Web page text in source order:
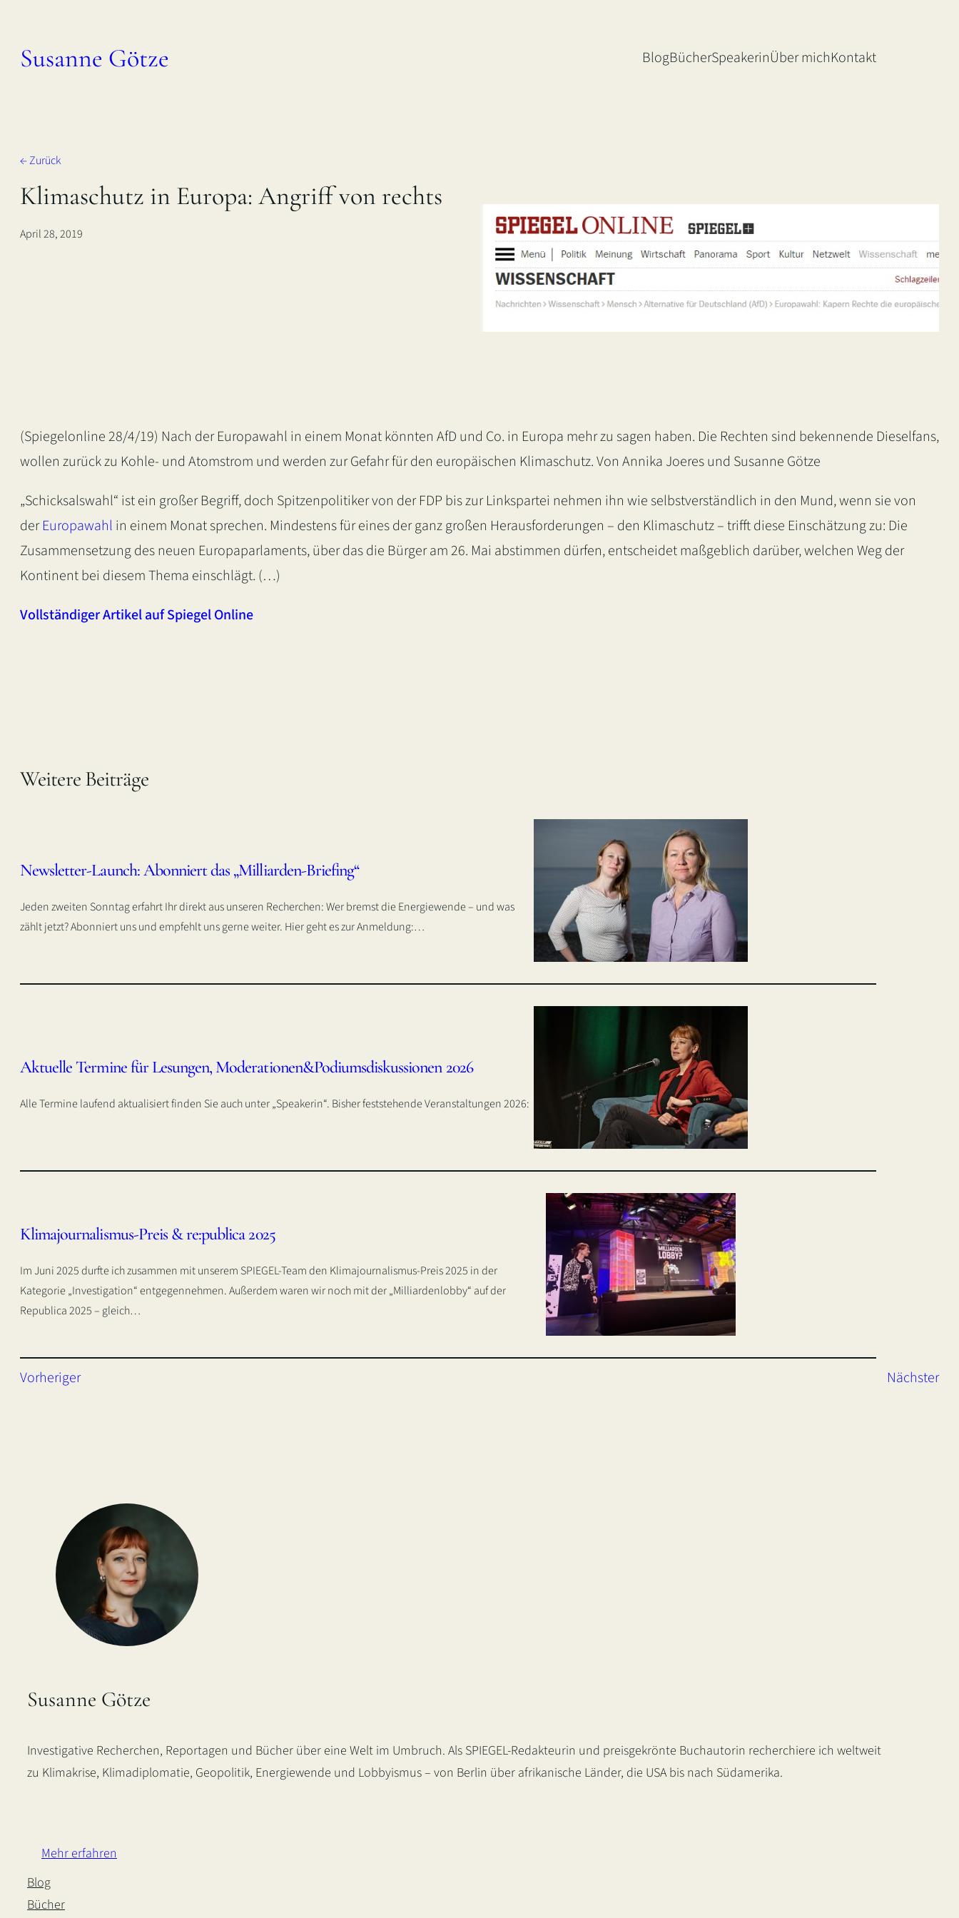
springen
Susanne Götze BlogBücherSpeakerinÜber michKontakt
← Zurück
Klimaschutz in Europa: Angriff von rechts
April 28, 2019
(Spiegelonline 28/4/19) Nach der Europawahl in einem Monat könnten AfD und Co. in Europa mehr zu sagen haben. Die Rechten sind bekennende Dieselfans,
wollen zurück zu Kohle- und Atomstrom und werden zur Gefahr für den europäischen Klimaschutz. Von Annika Joeres und Susanne Götze
„Schicksalswahl“ ist ein großer Begriff, doch Spitzenpolitiker von der FDP bis zur Linkspartei nehmen ihn wie selbstverständlich in den Mund, wenn sie von
derEuropawahl in einem Monat sprechen. Mindestens für eines der ganz großen Herausforderungen – den Klimaschutz – trifft diese Einschätzung zu: Die
Zusammensetzung des neuen Europaparlaments, über das die Bürger am 26. Mai abstimmen dürfen, entscheidet maßgeblich darüber, welchen Weg der
Kontinent bei diesem Thema einschlägt. (…)
Vollständiger Artikel auf Spiegel Online
Weitere Beiträge
Newsletter-Launch: Abonniert das „Milliarden-Briefing“
Jeden zweiten Sonntag erfahrt Ihr direkt aus unseren Recherchen: Wer bremst die Energiewende – und was
zählt jetzt? Abonniert uns und empfehlt uns gerne weiter. Hier geht es zur Anmeldung:…
Aktuelle Termine für Lesungen, Moderationen&Podiumsdiskussionen 2026
Alle Termine laufend aktualisiert finden Sie auch unter „Speakerin“. Bisher feststehende Veranstaltungen 2026:
Klimajournalismus-Preis & re:publica 2025
Im Juni 2025 durfte ich zusammen mit unserem SPIEGEL-Team den Klimajournalismus-Preis 2025 in der
Kategorie „Investigation“ entgegennehmen. Außerdem waren wir noch mit der „Milliardenlobby“ auf der
Republica 2025 – gleich…
Vorheriger Nächster
Susanne Götze
Investigative Recherchen, Reportagen und Bücher über eine Welt im Umbruch. Als SPIEGEL-Redakteurin und preisgekrönte Buchautorin recherchiere ich weltweit
zu Klimakrise, Klimadiplomatie, Geopolitik, Energiewende und Lobbyismus – von Berlin über afrikanische Länder, die USA bis nach Südamerika.
Mehr erfahren
Blog
Bücher